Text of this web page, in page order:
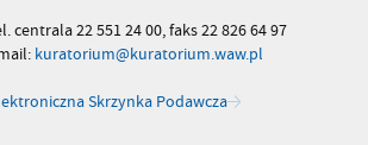
centrala 22 551 24 00, faks 22 826 64 97
kuratorium@kuratorium.waw.pl
Skrzynka Podawcza